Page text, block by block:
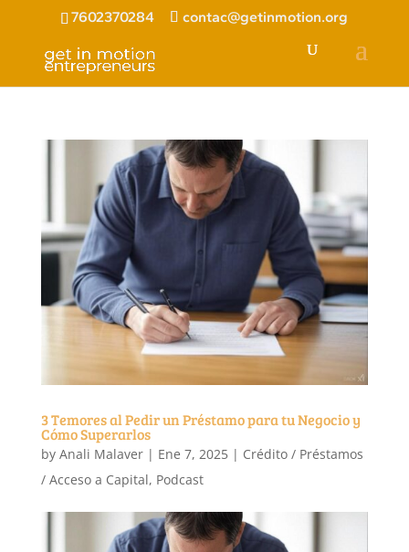
7602370284 contac@getinmotion.org
3 Temores al Pedir un Préstamo para tu Negocio y
Cómo Superarlos
by Anali Malaver| Ene 7, 2025| Crédito / Préstamos
/ Acceso a Capital, Podcast